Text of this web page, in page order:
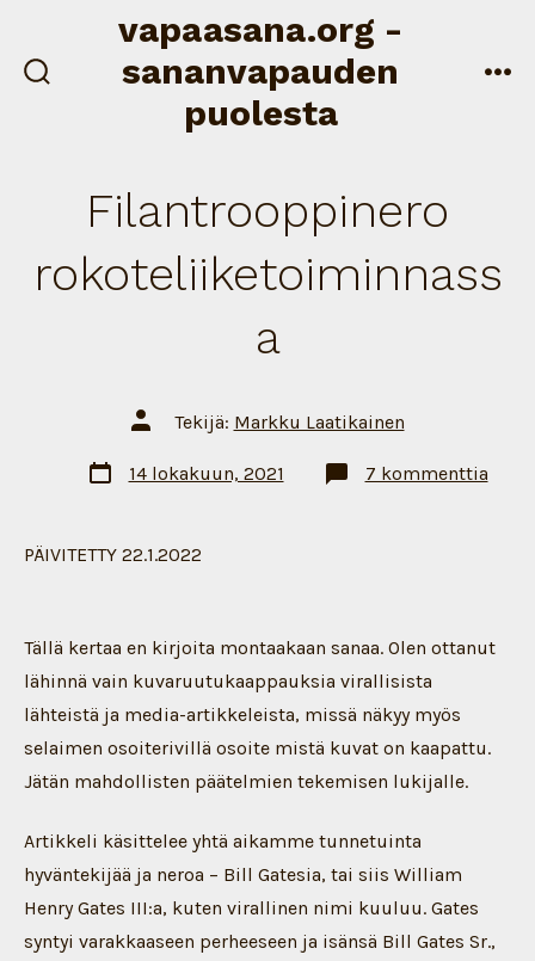
vapaasana.org -
sananvapauden
puolesta
Filantrooppinero
rokoteliiketoiminnass
a
Artikkelin
tekijä
Tekijä: Markku Laatikainen
Artikkelin
päivämäärä
14 lokakuun, 2021 7 kommenttia
PÄIVITETTY 22.1.2022
Tällä kertaa en kirjoita montaakaan sanaa. Olen ottanut
lähinnä vain kuvaruutukaappauksia virallisista
lähteistä ja media-artikkeleista, missä näkyy myös
selaimen osoiterivillä osoite mistä kuvat on kaapattu.
Jätän mahdollisten päätelmien tekemisen lukijalle.
Artikkeli käsittelee yhtä aikamme tunnetuinta
hyväntekijää ja neroa – Bill Gatesia, tai siis William
Henry Gates III:a, kuten virallinen nimi kuuluu. Gates
syntyi varakkaaseen perheeseen ja isänsä Bill Gates Sr.,